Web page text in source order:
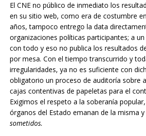
El CNE no público de inmediato los
en su sitio web, como era de costumbre
años, tampoco entrego la data
organizaciones políticas participantes; a
con todo y eso no publica los resultados
por mesa. Con el tiempo transcurrido y
irregularidades, ya no es suficiente con
obligatorio un proceso de auditoría sobre
cajas contentivas de papeletas para el
Exigimos el respeto a la soberanía
órganos del Estado emanan de la misma y
sometidos.